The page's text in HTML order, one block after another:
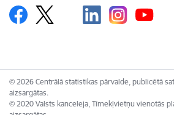
© 2026 Centrālā statistikas pārvalde, publicētā
aizsargātas.
© 2020 Valsts kanceleja, Tīmekļvietņu vienotās